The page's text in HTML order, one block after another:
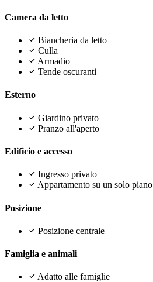
Camera da letto
Biancheria da letto
Culla
Armadio
Tende oscuranti
Esterno
Giardino privato
Pranzo all'aperto
Edificio e accesso
Ingresso privato
Appartamento su un solo piano
Posizione
Posizione centrale
Famiglia e animali
Adatto alle famiglie